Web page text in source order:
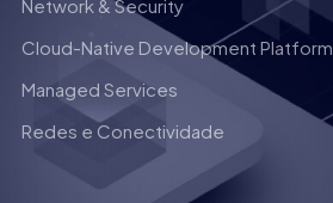
Network & Security
Cloud-Native Development Platform
Managed Services
Redes e Conectividade